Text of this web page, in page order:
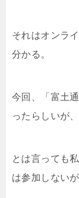
それはオンラ
分かる。
今回、「富土
ったらしいが
とは言っても
は参加しないが